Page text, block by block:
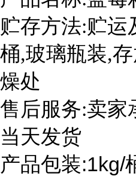
贮存方法:贮运
桶,玻璃瓶装,
燥处
售后服务:卖家
当天发货
产品包装:1kg/